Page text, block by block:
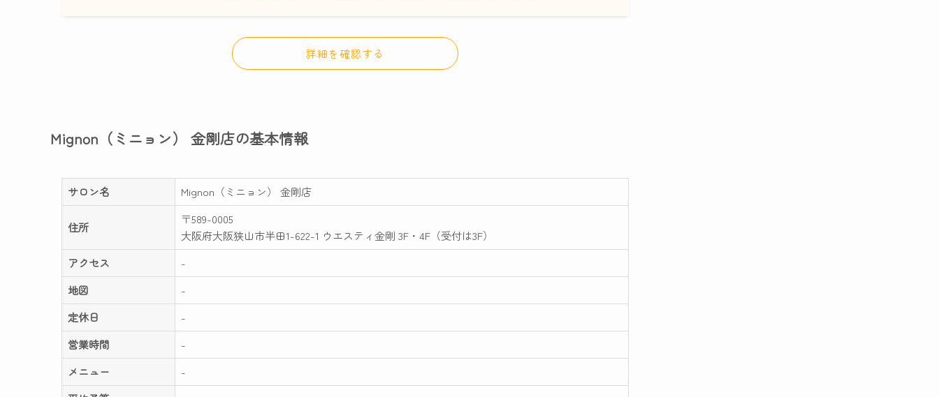
詳細を確認する
Mignon（ミニョン） 金剛店の基本情報
サロン名 Mignon（ミニョン） 金剛店
住所
〒589-0005
大阪府大阪狭山市半田1-622-1 ウエスティ金剛 3F・4F（受付は3F）
アクセス
-
地図
-
定休日
-
営業時間
-
メニュー
-